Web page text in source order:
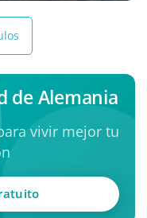
de Alemania
vivir mejor tu